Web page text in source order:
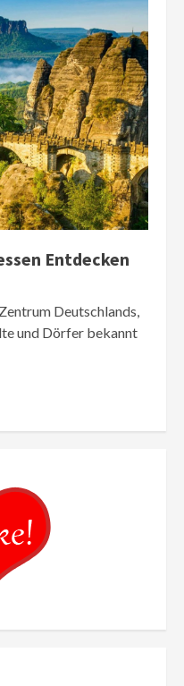
Entdecken
Deutschlands,
und Dörfer bekannt